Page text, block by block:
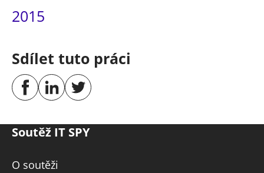
2015
Sdílet tuto práci
Soutěž IT SPY
O soutěži